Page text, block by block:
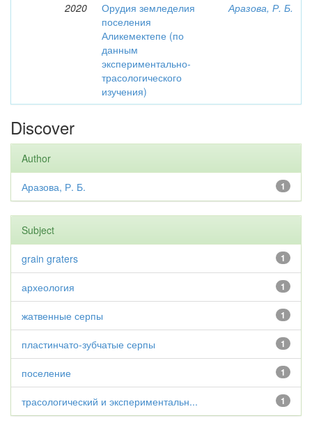
2020
Орудия земледелия
поселения
Аликемектепе (по
данным
экспериментально-
трасологического
изучения)
Аразова, Р. Б.
Discover
Author
1
Аразова, Р. Б.
Subject
1
grain graters
1
археология
1
жатвенные серпы
1
пластинчато-зубчатые серпы
1
поселение
1
трасологический и экспериментальн...